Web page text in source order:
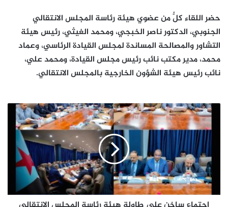
حضر اللقاء كلٌّ من عضوي هيئة رئاسة المجلس الانتقالي
الجنوبي، الدكتور ناصر الخبجي، ومحمد الغيثي، رئيس هيئة
التشاور والمصالحة المساندة لمجلس القيادة الرئاسي، وعماد
محمد، مدير مكتب نائب رئيس مجلس القيادة، ومحمد علي،
نائب رئيس هيئة الشؤون الخارجية بالمجلس الانتقالي.
اجتماع
ساخن
على
طاولة
هيئة
رئاسة
المجلس
الانتقالي
الجنوبي
والرئيس